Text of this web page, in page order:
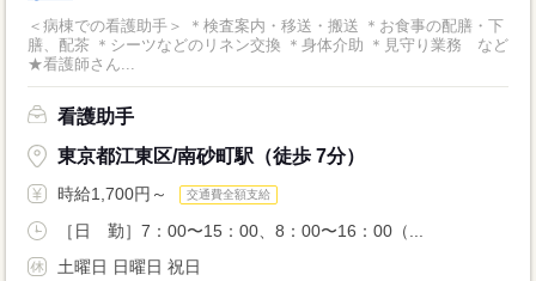
＜病棟での看護助手＞ ＊検査案内・移送・搬送 ＊お食事の配膳・下
膳、配茶 ＊シーツなどのリネン交換 ＊身体介助 ＊見守り業務 など
★看護師さん...
看護助手
東京都江東区/南砂町駅（徒歩 7分）
時給1,700円～ 交通費全額支給
［日 勤］7：00〜15：00、8：00〜16：00（...
土曜日 日曜日 祝日